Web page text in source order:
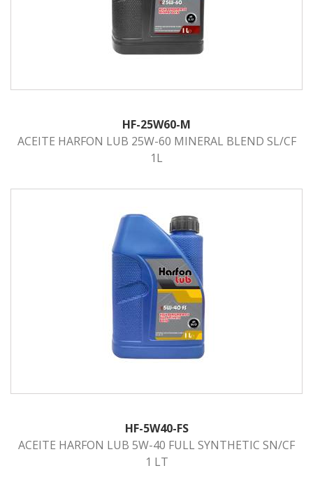
HF-25W60-M
ACEITE HARFON LUB 25W-60 MINERAL BLEND SL/CF
1L
HF-5W40-FS
ACEITE HARFON LUB 5W-40 FULL SYNTHETIC SN/CF
1 LT